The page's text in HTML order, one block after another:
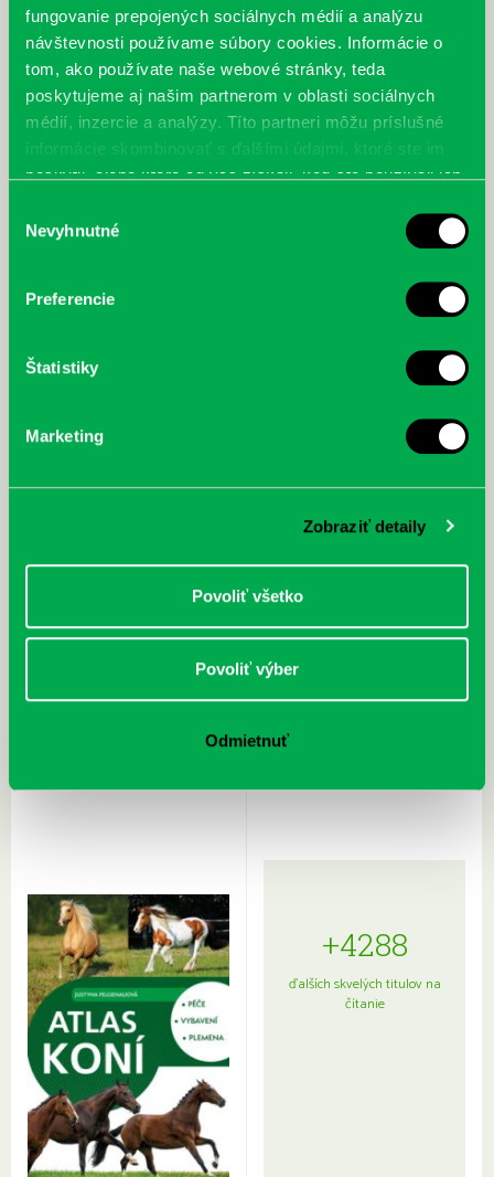
fungovanie prepojených sociálnych médií a analýzu
návštevnosti používame súbory cookies. Informácie o
tom, ako používate naše webové stránky, teda
poskytujeme aj našim partnerom v oblasti sociálnych
médií, inzercie a analýzy. Títo partneri môžu príslušné
informácie skombinovať s ďalšími údajmi, ktoré ste im
poskytli, alebo ktoré od vás získali, keď ste používali ich
súhlasu
Nevyhnutné
Preferencie
Štatistiky
Marketing
Zobraziť detaily
Povoliť všetko
Povoliť výber
Odmietnuť
cyklistu modernej doby:
Rudź, Przemyslaw: Atlas hviezd:
Sprievodca po hviezdnej oblohe
Hardy, Paula: Japonsko na tanieri:
kompletný sprievodca
+4288
ďalších skvelých titulov na
čítanie